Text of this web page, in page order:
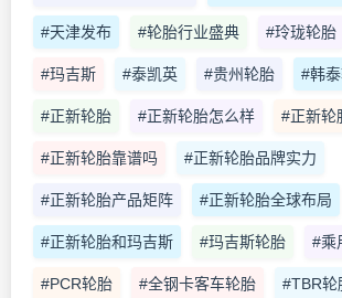
#天津发布 #轮胎行业盛典 #玲珑轮胎
#玛吉斯 #泰凯英 #贵州轮胎 #韩
#正新轮胎 #正新轮胎怎么样 #正新轮
#正新轮胎靠谱吗 #正新轮胎品牌实力
#正新轮胎产品矩阵 #正新轮胎全球布局
#正新轮胎和玛吉斯 #玛吉斯轮胎 #乘
#PCR轮胎 #全钢卡客车轮胎 #TBR轮